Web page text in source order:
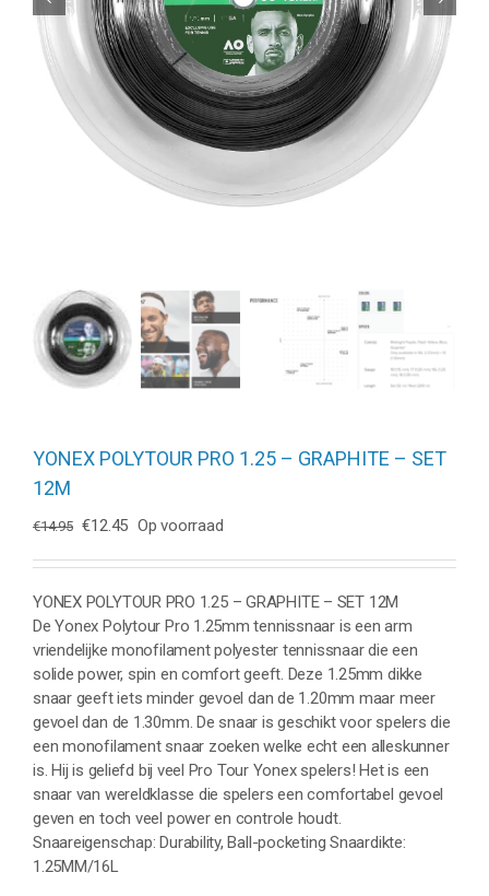
YONEX POLYTOUR PRO 1.25 – GRAPHITE – SET
12M
€14.95 Oorspronkelijke
was:
€14.95.
€12.45Huidige
is:
€12.45.
Op voorraad
YONEX POLYTOUR PRO 1.25 – GRAPHITE – SET 12M
De Yonex Polytour Pro 1.25mm tennissnaar is een arm
vriendelijke monofilament polyester tennissnaar die een
solide power, spin en comfort geeft. Deze 1.25mm dikke
snaar geeft iets minder gevoel dan de 1.20mm maar meer
gevoel dan de 1.30mm. De snaar is geschikt voor spelers die
een monofilament snaar zoeken welke echt een alleskunner
is. Hij is geliefd bij veel Pro Tour Yonex spelers! Het is een
snaar van wereldklasse die spelers een comfortabel gevoel
geven en toch veel power en controle houdt.
Snaareigenschap: Durability, Ball-pocketing Snaardikte:
1.25MM/16L